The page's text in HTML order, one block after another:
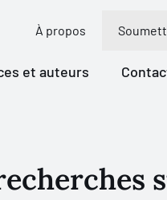
À propos
et auteurs